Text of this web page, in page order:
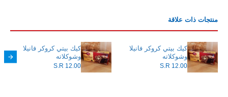
منتجات ذات علاقة
كيك بيتي كروكر فانيلا
وشوكلاته
S.R 12.00
كيك بيتي كروكر فانيلا
وشوكلاته
S.R 12.00